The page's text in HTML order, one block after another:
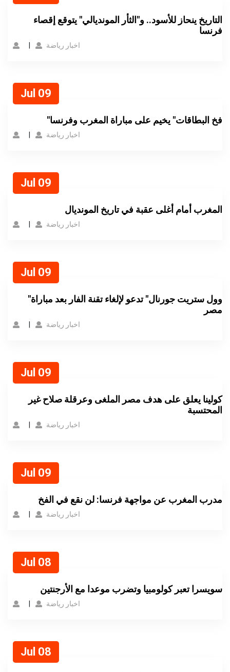
التاريخ ينحاز للأسود.. و"الثأر المونديالي" يتوقع إقصاء
فرنسا
اخبار رياضة
Jul 09
"فخ البطاقات" يخيم على مباراة المغرب وفرنسا
اخبار رياضة
Jul 09
المغرب أمام أغلى عقبة في تاريخ المونديال
اخبار رياضة
Jul 09
"وول ستريت جورنال" تدعو لإلغاء تقنة الفار بعد مباراة
مصر
اخبار رياضة
Jul 09
كولينا يعلق على هدف مصر الملغى وعرقلة صلاح غير
المحتسبة
اخبار رياضة
Jul 09
مدرب المغرب عن مواجهة فرنسا: لن نقع في الفخ
اخبار رياضة
Jul 08
سويسرا تعبر كولومبيا وتضرب موعدا مع الأرجنتين
اخبار رياضة
Jul 08